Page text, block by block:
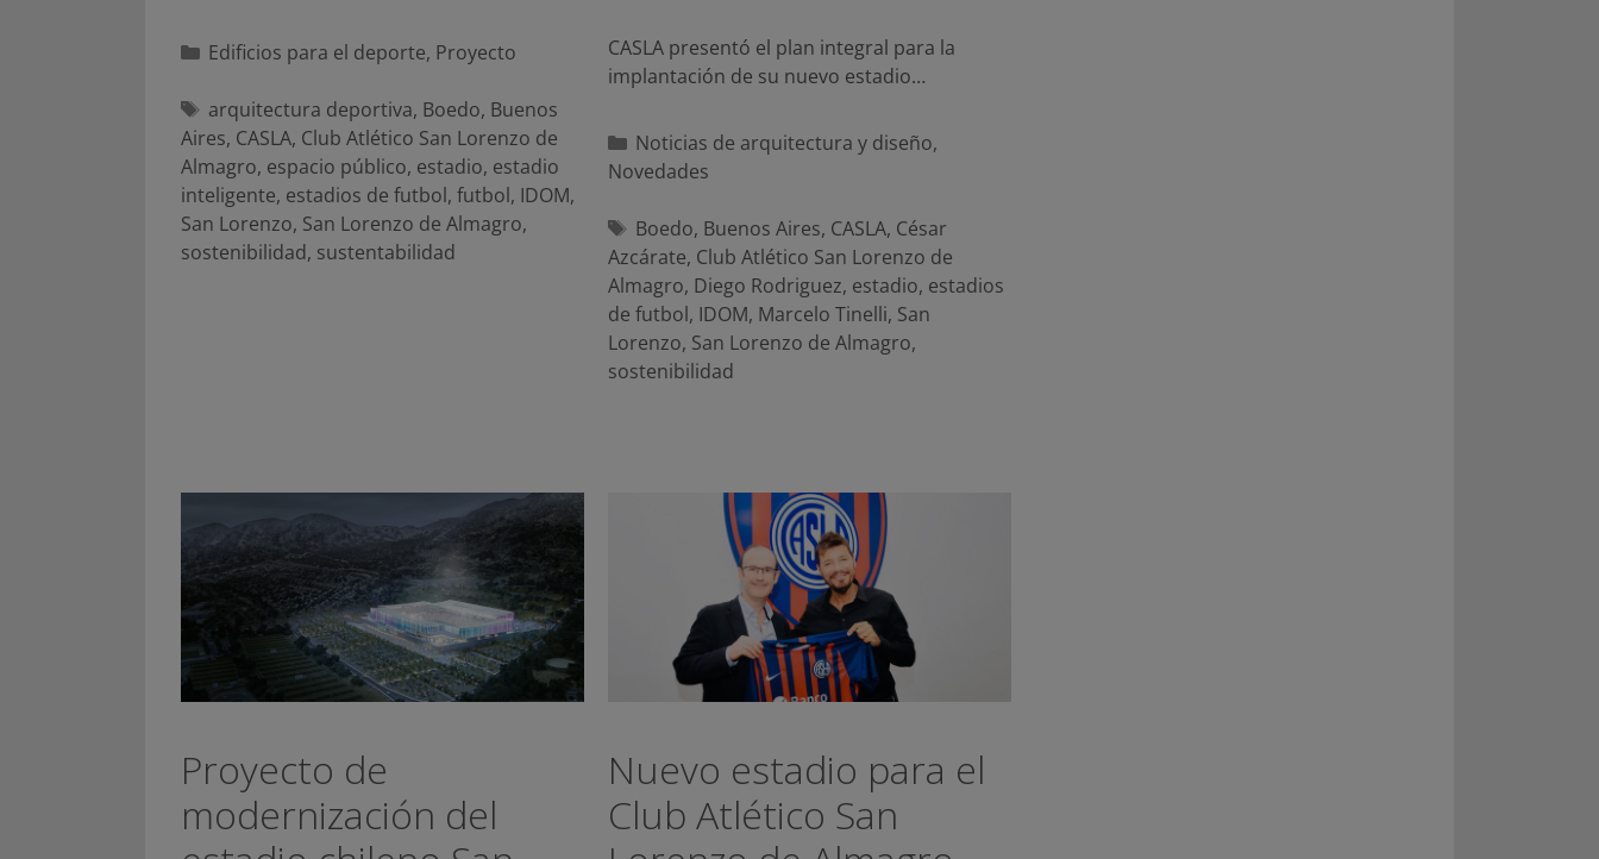
Categorías
Edificios para el deporte, Proyecto
Etiquetas
arquitectura deportiva, Boedo, Buenos
Aires, CASLA, Club Atlético San Lorenzo de
Almagro, espacio público, estadio, estadio
inteligente, estadios de futbol, futbol, IDOM,
San Lorenzo, San Lorenzo de Almagro,
sostenibilidad, sustentabilidad
CASLA presentó el plan integral para la
implantación de su nuevo estadio…
Categorías
Noticias de arquitectura y diseño,
Novedades
Etiquetas
Boedo, Buenos Aires, CASLA, César
Azcárate, Club Atlético San Lorenzo de
Almagro, Diego Rodriguez, estadio, estadios
de futbol, IDOM, Marcelo Tinelli, San
Lorenzo, San Lorenzo de Almagro,
sostenibilidad
Proyecto de
modernización del
Nuevo estadio para el
Club Atlético San